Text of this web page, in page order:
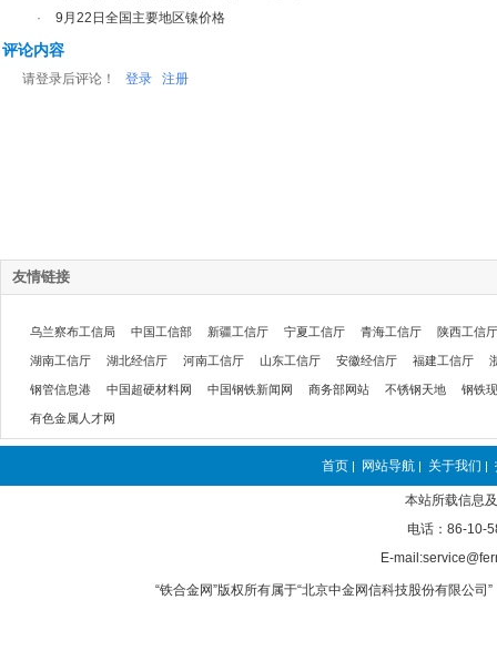
·
9月22日全国主要地区镍价格
评论内容
请登录后评论！ 登录 注册
友情链接
乌兰察布工信局 中国工信部 新疆工信厅 宁夏工信厅 青海工信厅 陕西工信厅
湖南工信厅 湖北经信厅 河南工信厅 山东工信厅 安徽经信厅 福建工信厅
钢管信息港 中国超硬材料网 中国钢铁新闻网 商务部网站 不锈钢天地 钢铁
有色金属人才网
首页 | 网站导航 | 关于我们 |
本站所载信息
电话：86-10-
E-
“铁合金网”版权所有属于“北京中金网信科技股份有限公司